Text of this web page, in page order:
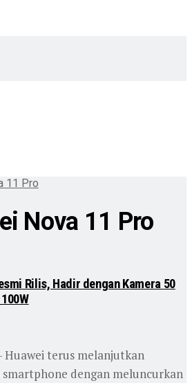
11 Pro
Nova 11 Pro
Rilis, Hadir dengan Kamera 50
Huawei terus melanjutkan
dengan meluncurkan